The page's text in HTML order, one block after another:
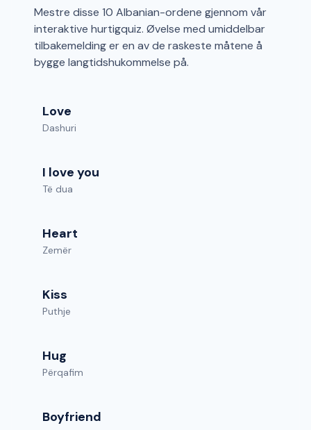
Mestre disse 10 Albanian-ordene gjennom vår
interaktive hurtigquiz. Øvelse med umiddelbar
tilbakemelding er en av de raskeste måtene å
bygge langtidshukommelse på.
Love
Dashuri
I love you
Të dua
Heart
Zemër
Kiss
Puthje
Hug
Përqafim
Boyfriend